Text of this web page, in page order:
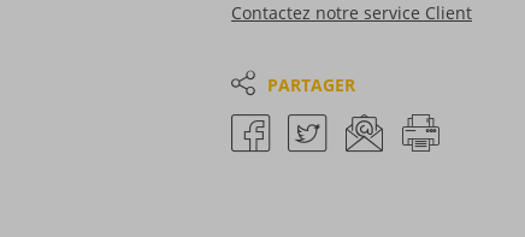
Contactez notre service Client
PARTAGER